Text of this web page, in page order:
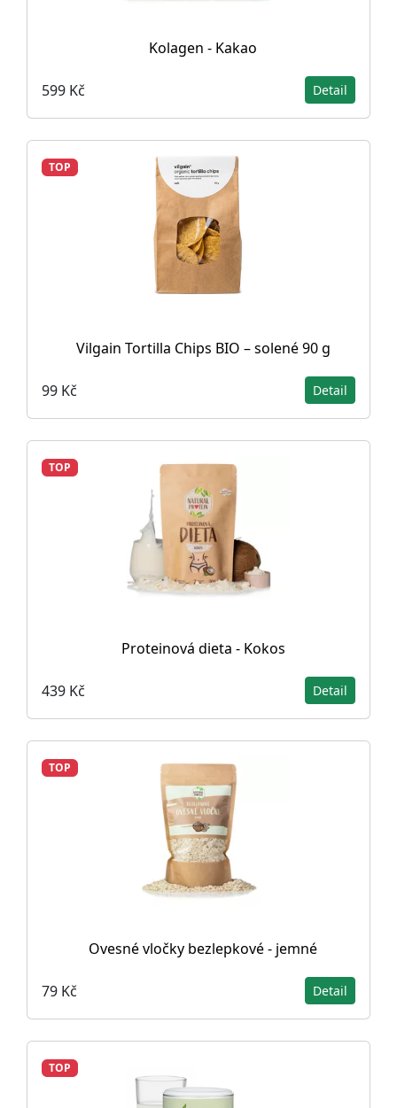
Kolagen - Kakao
599 Kč Detail
TOP
Vilgain Tortilla Chips BIO – solené 90 g
99 Kč Detail
TOP
Proteinová dieta - Kokos
439 Kč Detail
TOP
Ovesné vločky bezlepkové - jemné
79 Kč Detail
TOP